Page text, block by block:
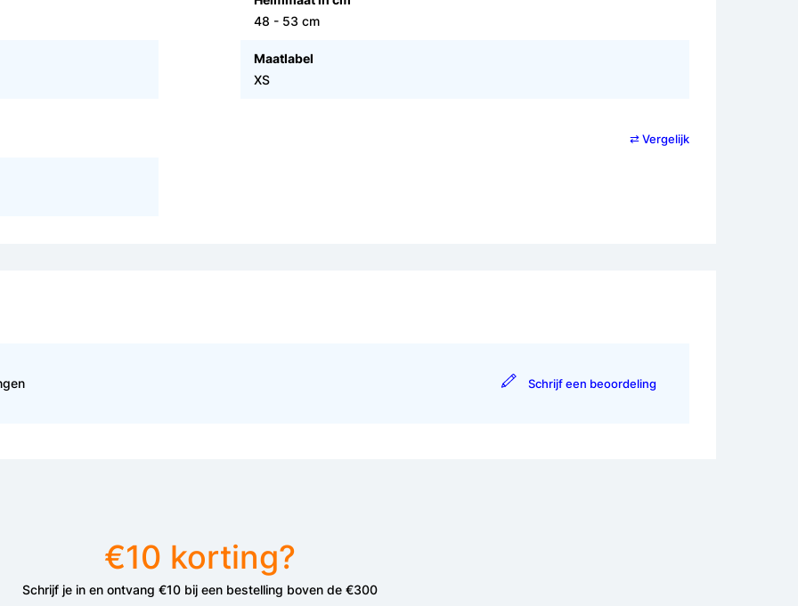
48 - 53 cm
Maatlabel
XS
⇄ Vergelijk
Schrijf een beoordeling
€10 korting?
Schrijf je in en ontvang €10 bij een bestelling boven de €300